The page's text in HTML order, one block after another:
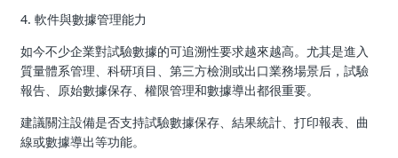
4. 軟件與數據管理能力
如今不少企業對試驗數據的可追溯性要求越來越高。尤其是進入
質量體系管理、科研項目、第三方檢測或出口業務場景后，試驗
報告、原始數據保存、權限管理和數據導出都很重要。
建議關注設備是否支持試驗數據保存、結果統計、打印報表、曲
線或數據導出等功能。